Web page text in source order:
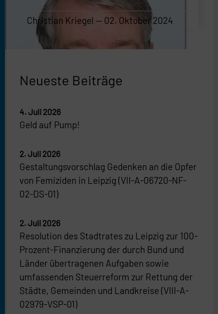
Christian Kriegel 02. Oktober 2024
Christian Kriegel — 02. Oktober 2024
Neueste Beiträge
Geld auf Pump!
4. Juli 2026
Gestaltungsvorschlag Gedenken an die Opfer
von Femiziden in Leipzig (VII-A-06720-NF-
02-DS-01)
2. Juli 2026
Resolution des Stadtrates zu Leipzig zur 100-
Prozent-Finanzierung der durch Bund und
Länder übertragenen Aufgaben sowie
umfassenden Steuerreform zur Rettung der
Städte, Gemeinden und Landkreise (VIII-A-
02979-VSP-01)
2. Juli 2026